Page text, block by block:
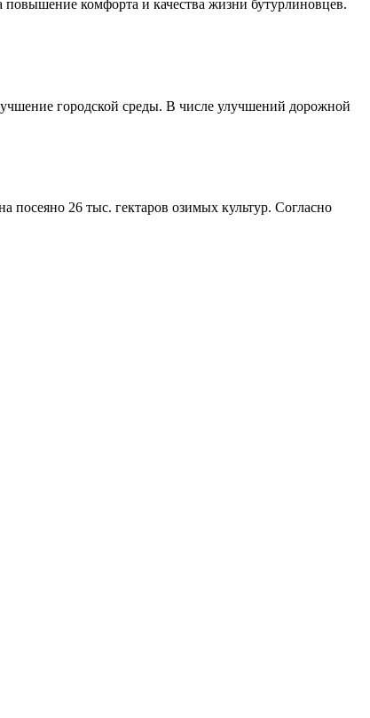
комфорта и качества жизни бутурлиновцев.
городской среды. В числе улучшений дорожной
посеяно 26 тыс. гектаров озимых культур. Согласно